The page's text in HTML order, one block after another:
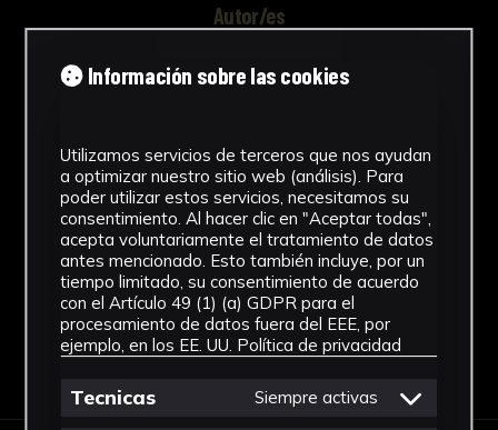
Autor/es
SF
Fondo
Sin fondo
Descargar Ficha
Información sobre las cookies
Utilizamos servicios de terceros que nos ayudan
a optimizar nuestro sitio web (análisis). Para
poder utilizar estos servicios, necesitamos su
consentimiento. Al hacer clic en "Aceptar todas",
acepta voluntariamente el tratamiento de datos
antes mencionado. Esto también incluye, por un
tiempo limitado, su consentimiento de acuerdo
con el Artículo 49 (1) (a) GDPR para el
procesamiento de datos fuera del EEE, por
ejemplo, en los EE. UU. Política de privacidad
Tecnicas Siempre activas